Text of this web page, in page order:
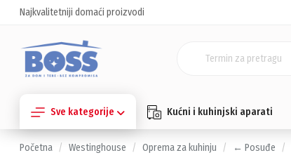
Najkvalitetniji domaći proizvodi
Sve kategorije Kućni i kuhinjski aparati
Početna Westinghouse Oprema za kuhinju ← Posuđe